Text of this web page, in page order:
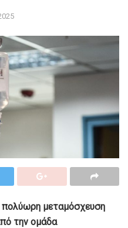
πολύωρη μεταμόσχευση
την ομάδα